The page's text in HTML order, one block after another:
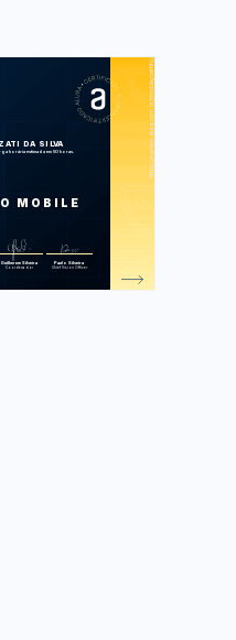
DA SILVA
horária estimada em 50 horas.
MOBILE
Guilherme Silveira
Coordenador
Paulo Silveira
Chief Vision Officer
CUR
SOS
parte 1: Sua primeira app android
na linguagem
linguagem e boas práticas
parte 3: Técnicas avançadas